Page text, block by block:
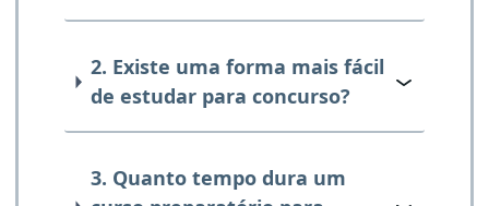
2. Existe uma forma mais fácil
de estudar para concurso?
3. Quanto tempo dura um